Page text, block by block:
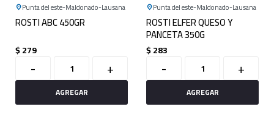
Punta del este Maldonado Lausana
ROSTI ABC 450GR
$279
- +
Punta del este Maldonado Lausana
ROSTI ELFER QUESO Y
PANCETA 350G
$283
- +